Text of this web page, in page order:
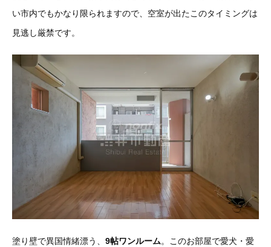
い市内でもかなり限られますので、空室が出たこのタイミングは
見逃し厳禁です。
塗り壁で異国情緒漂う、 9帖ワンルーム。このお部屋で愛犬・愛